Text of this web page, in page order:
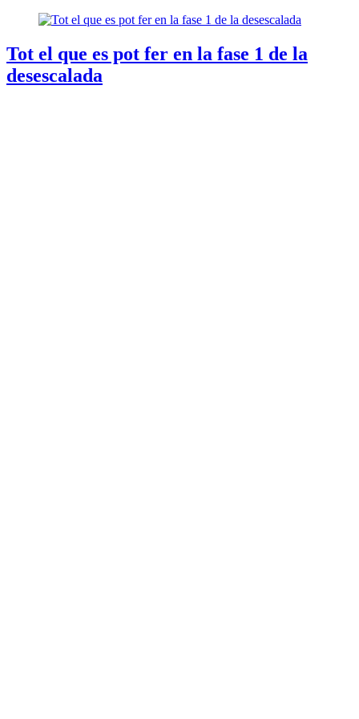
Tot el que es pot fer en la fase 1 de la
desescalada